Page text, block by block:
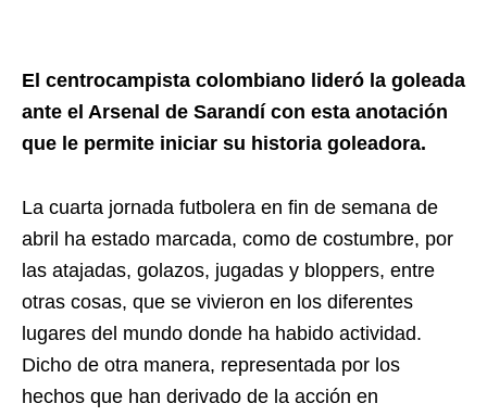
El centrocampista colombiano lideró la goleada
ante el Arsenal de Sarandí con esta anotación
que le permite iniciar su historia goleadora.
La cuarta jornada futbolera en fin de semana de
abril ha estado marcada, como de costumbre, por
las atajadas, golazos, jugadas y bloppers, entre
otras cosas, que se vivieron en los diferentes
lugares del mundo donde ha habido actividad.
Dicho de otra manera, representada por los
hechos que han derivado de la acción en